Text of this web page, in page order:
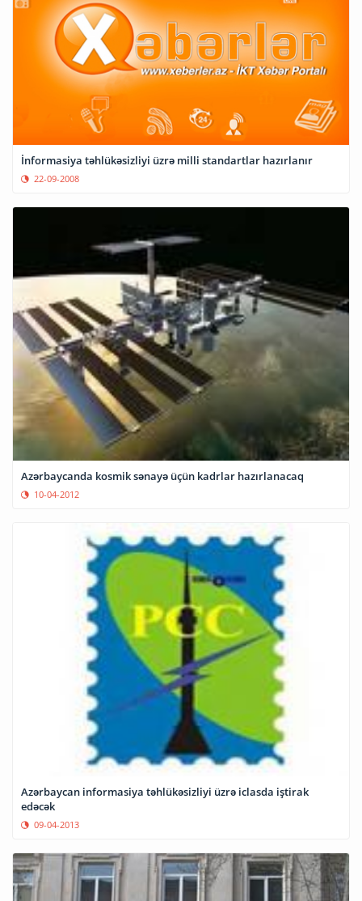
İnformasiya təhlükəsizliyi üzrə milli standartlar hazırlanır
22-09-2008
Azərbaycanda kosmik sənayə üçün kadrlar hazırlanacaq
10-04-2012
Azərbaycan informasiya təhlükəsizliyi üzrə iclasda iştirak
edəcək
09-04-2013